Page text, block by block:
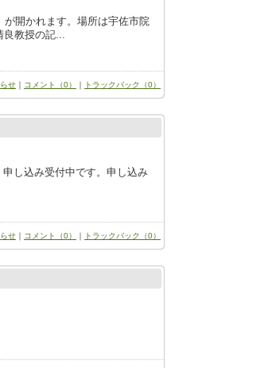
が開かれます。場所は宇佐市院
良教授の記...
せ ｜ コメント（0） ｜ トラックバック（0）
し込み受付中です。申し込み
せ ｜ コメント（0） ｜ トラックバック（0）